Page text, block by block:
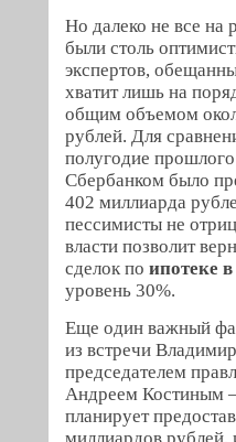
Но далеко не все на
были столь
экспертов,
хватит лишь на
общим объемом
рублей. Для
полугодие
Сбербанком было
402 миллиарда
пессимисты не
власти позволит
сделок по ипотеке
уровень 30%.
Еще один важный
из встречи
председателем
Андреем Костиным
планирует